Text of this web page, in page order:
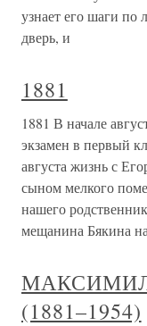
узнает его шаги по
дверь, и
1881
1881 В начале
экзамен в первый
августа жизнь с
сыном мелкого
нашего
мещанина Бякина
(1881–1954)